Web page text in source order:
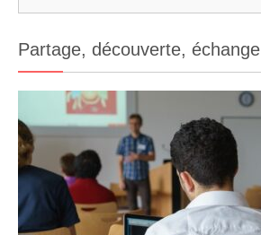
Partage, découverte, échange